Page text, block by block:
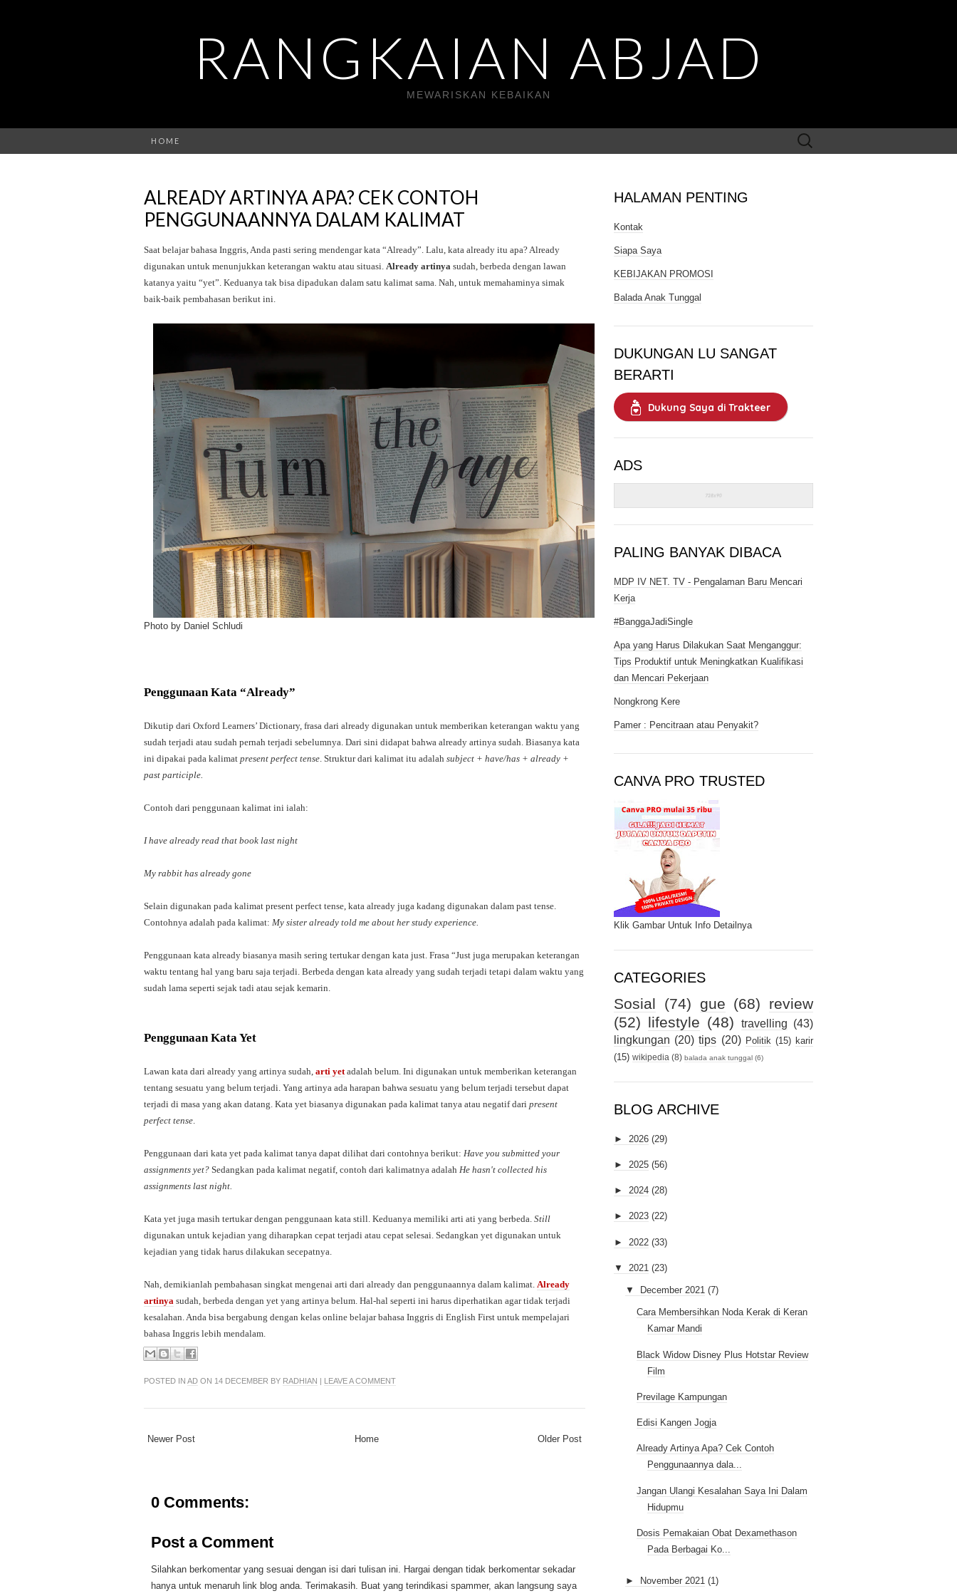
RANGKAIAN ABJAD
MEWARISKAN KEBAIKAN
HOME
Search
for:
ALREADY ARTINYA APA? CEK CONTOH
PENGGUNAANNYA DALAM KALIMAT
Saat belajar bahasa Inggris, Anda pasti sering mendengar kata “Already”. Lalu, kata already itu apa? Already
digunakan untuk menunjukkan keterangan waktu atau situasi. Already artinya sudah, berbeda dengan lawan
katanya yaitu “yet”. Keduanya tak bisa dipadukan dalam satu kalimat sama. Nah, untuk memahaminya simak
baik-baik pembahasan berikut ini.
Photo by Daniel Schludi
Penggunaan Kata “Already”
Dikutip dari Oxford Learners’ Dictionary, frasa dari already digunakan untuk memberikan keterangan waktu yang
sudah terjadi atau sudah pernah terjadi sebelumnya. Dari sini didapat bahwa already artinya sudah. Biasanya kata
ini dipakai pada kalimat present perfect tense. Struktur dari kalimat itu adalah subject + have/has + already +
past participle.
Contoh dari penggunaan kalimat ini ialah:
I have already read that book last night
My rabbit has already gone
Selain digunakan pada kalimat present perfect tense, kata already juga kadang digunakan dalam past tense.
Contohnya adalah pada kalimat: My sister already told me about her study experience.
Penggunaan kata already biasanya masih sering tertukar dengan kata just. Frasa “Just juga merupakan keterangan
waktu tentang hal yang baru saja terjadi. Berbeda dengan kata already yang sudah terjadi tetapi dalam waktu yang
sudah lama seperti sejak tadi atau sejak kemarin.
Penggunaan Kata Yet
Lawan kata dari already yang artinya sudah, arti yetadalah belum. Ini digunakan untuk memberikan keterangan
tentang sesuatu yang belum terjadi. Yang artinya ada harapan bahwa sesuatu yang belum terjadi tersebut dapat
terjadi di masa yang akan datang. Kata yet biasanya digunakan pada kalimat tanya atau negatif dari present
perfect tense.
Penggunaan dari kata yet pada kalimat tanya dapat dilihat dari contohnya berikut: Have you submitted your
assignments yet? Sedangkan pada kalimat negatif, contoh dari kalimatnya adalah He hasn't collected his
assignments last night.
Kata yet juga masih tertukar dengan penggunaan kata still. Keduanya memiliki arti ati yang berbeda. Still
digunakan untuk kejadian yang diharapkan cepat terjadi atau cepat selesai. Sedangkan yet digunakan untuk
kejadian yang tidak harus dilakukan secepatnya.
Nah, demikianlah pembahasan singkat mengenai arti dari already dan penggunaannya dalam kalimat. Already
artinya sudah, berbeda dengan yet yang artinya belum. Hal-hal seperti ini harus diperhatikan agar tidak terjadi
kesalahan. Anda bisa bergabung dengan kelas online belajar bahasa Inggris di English First untuk mempelajari
bahasa Inggris lebih mendalam.
POSTED IN AD ON 14 DECEMBER BY RADHIAN | LEAVE A COMMENT
Newer Post Older Post
Home
0 Comments:
Post a Comment
Silahkan berkomentar yang sesuai dengan isi dari tulisan ini. Hargai dengan tidak berkomentar sekadar
hanya untuk menaruh link blog anda. Terimakasih. Buat yang terindikasi spammer, akan langsung saya
HALAMAN PENTING
Kontak
Siapa Saya
KEBIJAKAN PROMOSI
Balada Anak Tunggal
DUKUNGAN LU SANGAT
BERARTI
Dukung Saya di Trakteer
ADS
PALING BANYAK DIBACA
MDP IV NET. TV - Pengalaman Baru Mencari
Kerja
#BanggaJadiSingle
Apa yang Harus Dilakukan Saat Menganggur:
Tips Produktif untuk Meningkatkan Kualifikasi
dan Mencari Pekerjaan
Nongkrong Kere
Pamer : Pencitraan atau Penyakit?
CANVA PRO TRUSTED
Klik Gambar Untuk Info Detailnya
CATEGORIES
Sosial (74) gue (68)
review
(52) lifestyle (48) travelling (43)
lingkungan (20) tips (20) Politik (15) karir
(15) wikipedia (8) balada anak tunggal (6)
BLOG ARCHIVE
► 2026 (29)
► 2025 (56)
► 2024 (28)
► 2023 (22)
► 2022 (33)
▼ 2021 (23)
▼ December 2021 (7)
Cara Membersihkan Noda Kerak di Keran
Kamar Mandi
Black Widow Disney Plus Hotstar Review
Film
Previlage Kampungan
Edisi Kangen Jogja
Already Artinya Apa? Cek Contoh
Penggunaannya dala...
Jangan Ulangi Kesalahan Saya Ini Dalam
Hidupmu
Dosis Pemakaian Obat Dexamethason
Pada Berbagai Ko...
► November 2021 (1)